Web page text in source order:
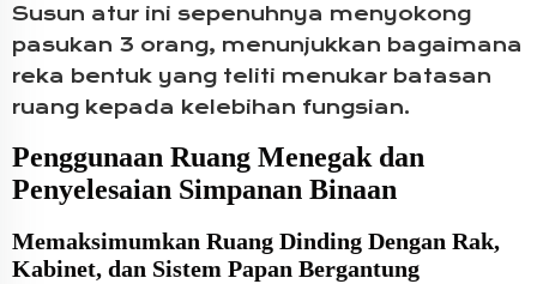
Susun atur ini sepenuhnya menyokong
pasukan 3 orang, menunjukkan bagaimana
reka bentuk yang teliti menukar batasan
ruang kepada kelebihan fungsian.
Penggunaan Ruang Menegak dan
Penyelesaian Simpanan Binaan
Memaksimumkan Ruang Dinding Dengan Rak,
Kabinet, dan Sistem Papan Bergantung